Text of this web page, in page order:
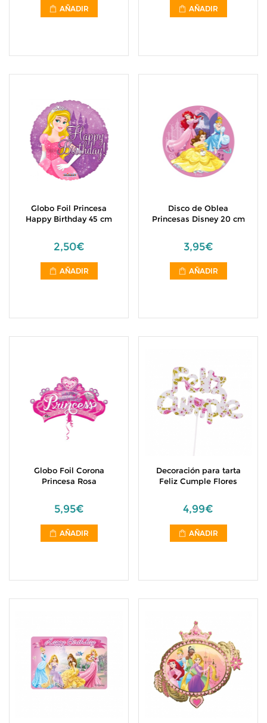
AÑADIR AÑADIR
Globo Foil Princesa
Happy Birthday 45 cm
2,50€
AÑADIR
Disco de Oblea
Princesas Disney 20 cm
3,95€
AÑADIR
Globo Foil Corona
Princesa Rosa
5,95€
AÑADIR
Decoración para tarta
Feliz Cumple Flores
4,99€
AÑADIR